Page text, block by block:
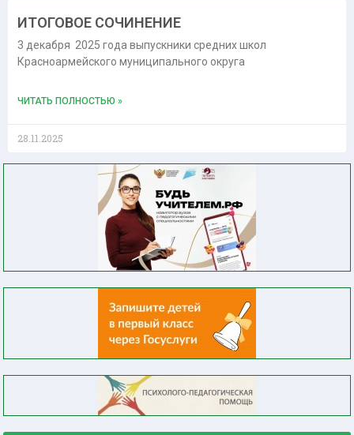
ИТОГОВОЕ СОЧИНЕНИЕ
3 декабря 2025 года выпускники средних школ
Красноармейского муниципального округа
ЧИТАТЬ ПОЛНОСТЬЮ »
28.11.2025